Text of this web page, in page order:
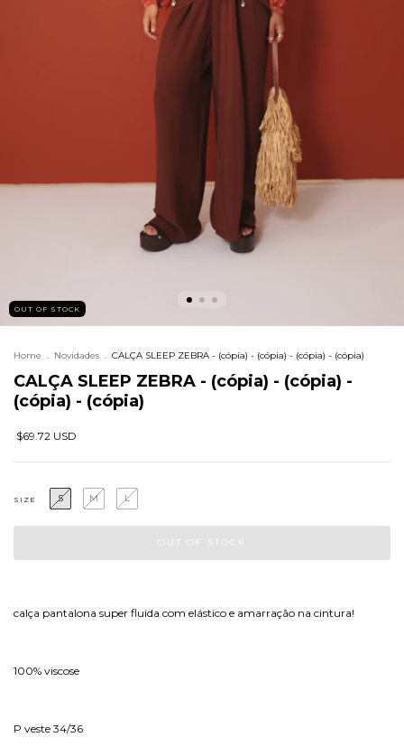
OUT OF STOCK
Home . Novidades . CALÇA SLEEP ZEBRA - (cópia) - (cópia) - (cópia) - (cópia)
CALÇA SLEEP ZEBRA - (cópia) - (cópia) -
(cópia) - (cópia)
$69.72 USD
SIZE S M L
calça pantalona super fluida com elástico e amarração na cintura!
100% viscose
P veste 34/36